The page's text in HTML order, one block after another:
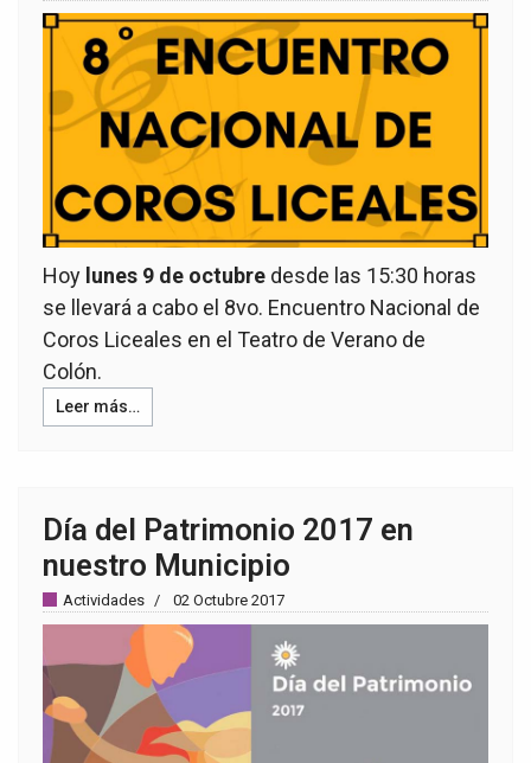
Hoy lunes 9 de octubre desde las 15:30 horas
se llevará a cabo el 8vo. Encuentro Nacional de
Coros Liceales en el Teatro de Verano de
Colón.
Leer más…
Día del Patrimonio 2017 en
nuestro Municipio
Actividades 02 Octubre 2017